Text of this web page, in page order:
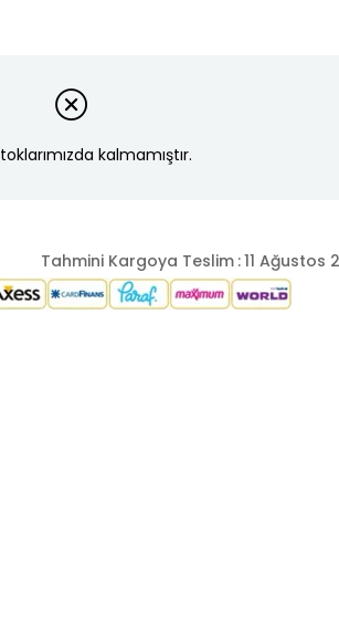
kalmamıştır.
Tahmini Kargoya Teslim :11 Ağustos